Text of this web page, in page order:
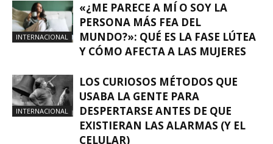
INTERNACIONAL
«¿ME PARECE A MÍ O SOY LA
PERSONA MÁS FEA DEL
MUNDO?»: QUÉ ES LA FASE LÚTEA
Y CÓMO AFECTA A LAS MUJERES
INTERNACIONAL
LOS CURIOSOS MÉTODOS QUE
USABA LA GENTE PARA
DESPERTARSE ANTES DE QUE
EXISTIERAN LAS ALARMAS (Y EL
CELULAR)